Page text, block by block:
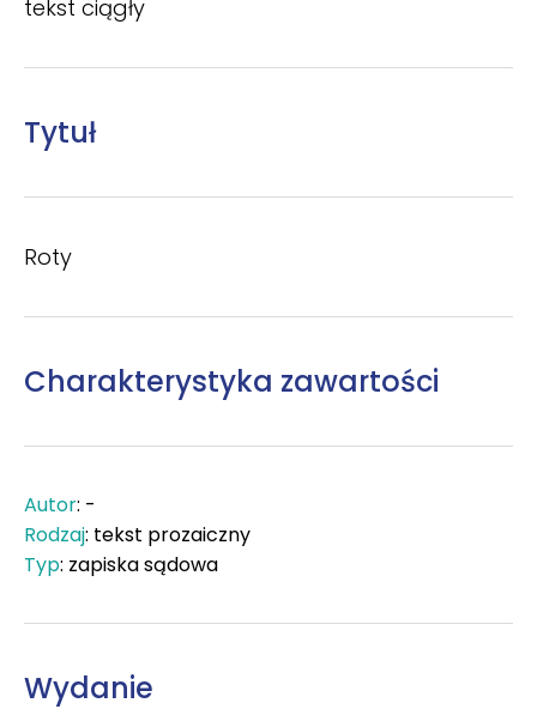
tekst ciągły
Tytuł
Roty
Charakterystyka zawartości
Autor: -
Rodzaj: tekst prozaiczny
Typ: zapiska sądowa
Wydanie